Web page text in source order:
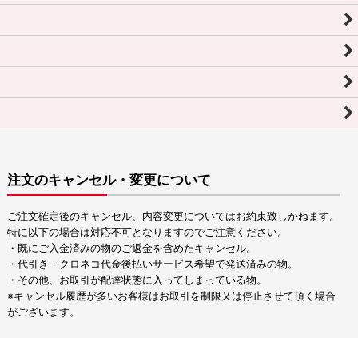
注文のキャンセル・変更について
ご注文確定後のキャンセル、内容変更についてはお約束致しかねます。
特に以下の場合は対応不可となりますのでご注意ください。
・既にご入金済みの物のご返金を含めたキャンセル。
・代引き・クロネコ代金後払いサービス希望で発送済みの物。
・その他、お取引が配達状態に入ってしまっている物。
※キャンセル履歴が多いお客様はお取引を制限又は停止させて頂く場合
がございます。